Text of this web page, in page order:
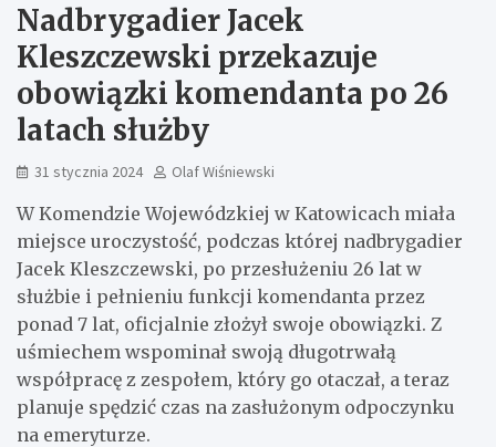
Nadbrygadier Jacek
Kleszczewski przekazuje
obowiązki komendanta po 26
latach służby
31 stycznia 2024 Olaf Wiśniewski
W Komendzie Wojewódzkiej w Katowicach miała
miejsce uroczystość, podczas której nadbrygadier
Jacek Kleszczewski, po przesłużeniu 26 lat w
służbie i pełnieniu funkcji komendanta przez
ponad 7 lat, oficjalnie złożył swoje obowiązki. Z
uśmiechem wspominał swoją długotrwałą
współpracę z zespołem, który go otaczał, a teraz
planuje spędzić czas na zasłużonym odpoczynku
na emeryturze.